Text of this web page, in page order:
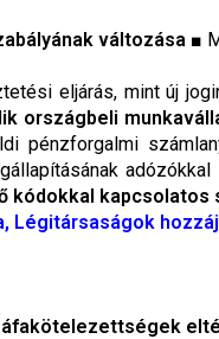
változása ■
eljárás, mint új
országbeli
pénzforgalmi
kódokkal kapcsolatos
Légitársaságok
áfakötelezettségek